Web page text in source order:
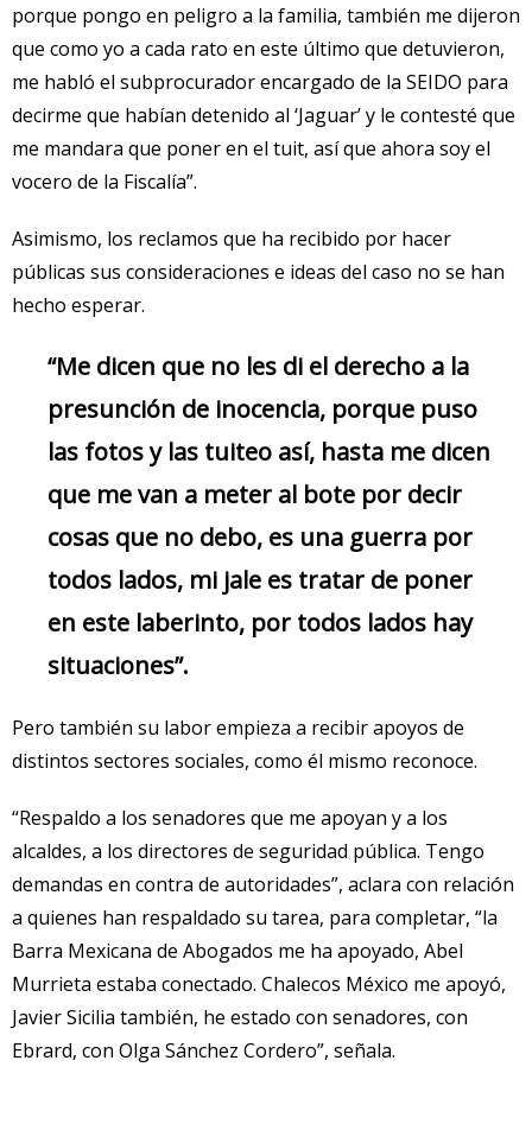
porque pongo en peligro a la familia, también me dijeron
que como yo a cada rato en este último que detuvieron,
me habló el subprocurador encargado de la SEIDO para
decirme que habían detenido al ‘Jaguar’ y le contesté que
me mandara que poner en el tuit, así que ahora soy el
vocero de la Fiscalía”.
Asimismo, los reclamos que ha recibido por hacer
públicas sus consideraciones e ideas del caso no se han
hecho esperar.
“Me dicen que no les di el derecho a la
presunción de inocencia, porque puso
las fotos y las tuiteo así, hasta me dicen
que me van a meter al bote por decir
cosas que no debo, es una guerra por
todos lados, mi jale es tratar de poner
en este laberinto, por todos lados hay
situaciones”.
Pero también su labor empieza a recibir apoyos de
distintos sectores sociales, como él mismo reconoce.
“Respaldo a los senadores que me apoyan y a los
alcaldes, a los directores de seguridad pública. Tengo
demandas en contra de autoridades”, aclara con relación
a quienes han respaldado su tarea, para completar, “la
Barra Mexicana de Abogados me ha apoyado, Abel
Murrieta estaba conectado. Chalecos México me apoyó,
Javier Sicilia también, he estado con senadores, con
Ebrard, con Olga Sánchez Cordero”, señala.